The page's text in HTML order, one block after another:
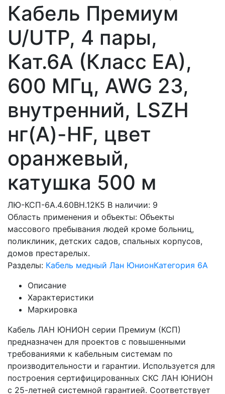
Кабель Премиум
U/UTP, 4 пары,
Кат.6A (Класс EA),
600 МГц, AWG 23,
внутренний, LSZH
нг(A)-HF, цвет
оранжевый,
катушка 500 м
ЛЮ-КСП-6A.4.60ВН.12К5 В наличии: 9
Область применения и объекты: Объекты
массового пребывания людей кроме больниц,
поликлиник, детских садов, спальных корпусов,
домов престарелых.
Разделы: Кабель медный Лан ЮнионКатегория 6A
Описание
Характеристики
Маркировка
Кабель ЛАН ЮНИОН серии Премиум (КСП)
предназначен для проектов с повышенными
требованиями к кабельным системам по
производительности и гарантии. Используется для
построения сертифицированных СКС ЛАН ЮНИОН
с 25-летней системной гарантией. Соответствует